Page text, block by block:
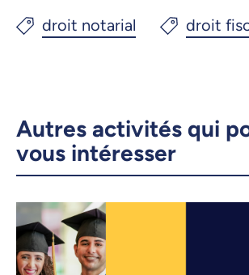
Autres activités qui
vous intéresser